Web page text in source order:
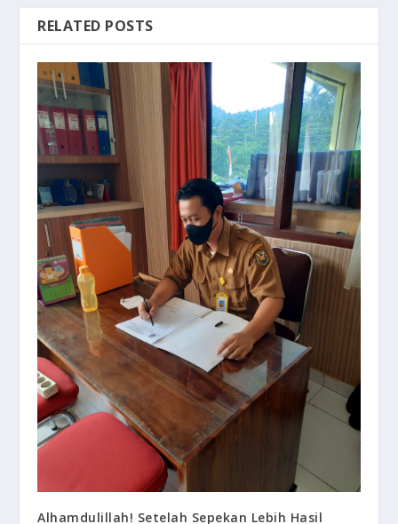
RELATED POSTS
Alhamdulillah! Setelah Sepekan Lebih Hasil